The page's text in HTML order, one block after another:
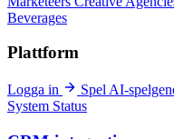
Beverages
Plattform
Logga in Spel AI-
System Status